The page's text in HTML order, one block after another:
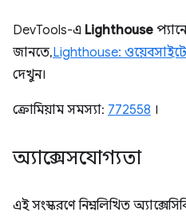
DevTools-এ Lighthouse
জানতে,Lighthouse:
দেখুন।
ক্রোমিয়াম সমস্যা: 772558 ।
অ্যাক্সেসযোগ্যতা
এই সংস্করণে নিম্নলিখিত